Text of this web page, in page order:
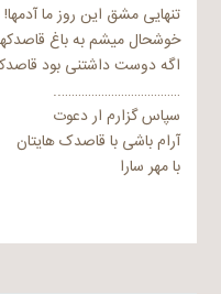
تنهایی مشق این روز ما آدمها!
خوشحال میشم به باغ
اگه دوست داشتنی بود
………………………………..
سپاس گزارم ار دعوت
آرام باشی با قاصدک هایتان
با مهر سارا